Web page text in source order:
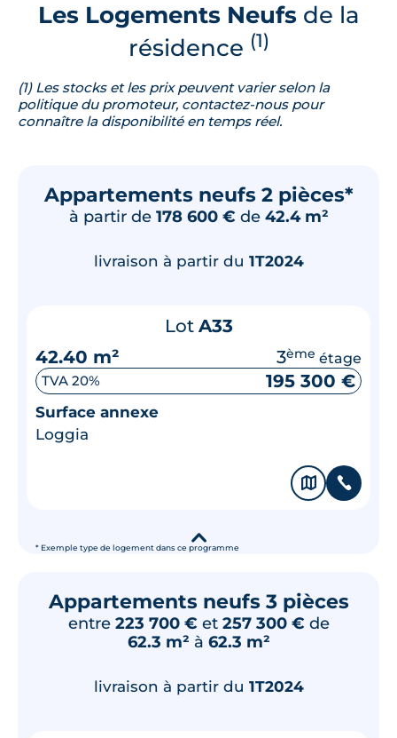
Les Logements Neufsde la
résidence (1)
(1) Les stocks et les prix peuvent varier selon la
politique du promoteur, contactez-nous pour
connaître la disponibilité en temps réel.
Appartements neufs 2 pièces*
à partir de 178 600 € de 42.4 m²
* Exemple type de logement dans ce programme
livraison à partir du 1T2024
Lot A33
42.40 m²
3ème étage
TVA 20% 195 300 €
Surface annexe
Loggia
🗞 📞
▾
Appartements neufs 3 pièces
entre 223 700 € et 257 300 € de
62.3 m² à 62.3 m²
livraison à partir du 1T2024